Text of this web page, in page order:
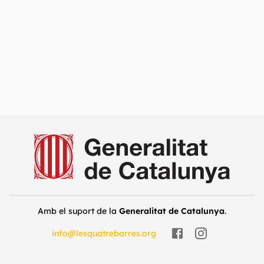
Amb el suport de la Generalitat de Catalunya.
info@lesquatrebarres.org